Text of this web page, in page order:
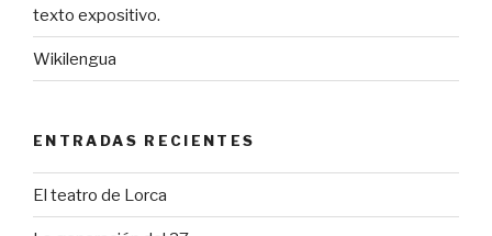
texto expositivo.
Wikilengua
ENTRADAS RECIENTES
El teatro de Lorca